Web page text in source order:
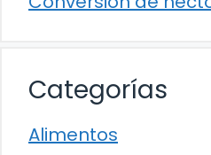
Categorías
Alimentos